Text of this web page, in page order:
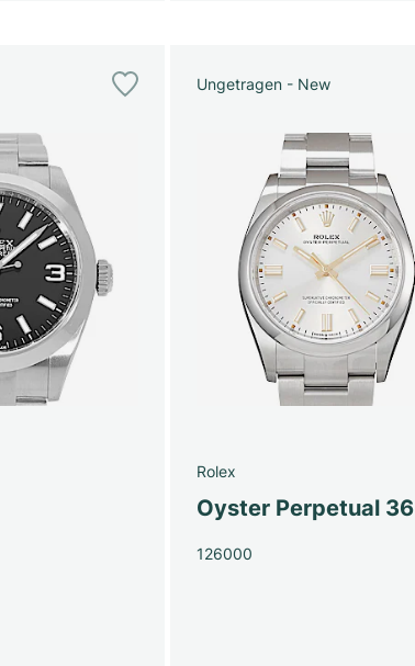
Ungetragen - New
Rolex
Oyster Perpetual 36
126000